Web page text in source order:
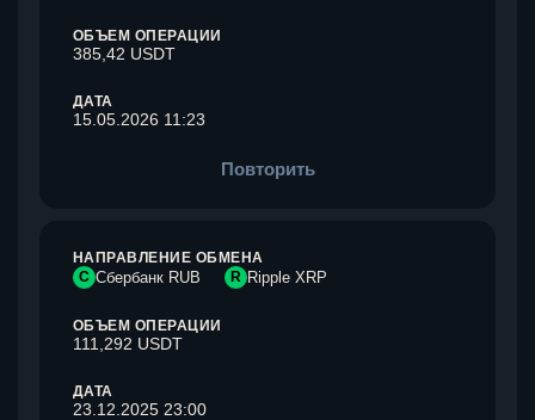
ОБЪЕМ ОПЕРАЦИИ
385,42 USDT
ДАТА
15.05.2026 11:23
Повторить
НАПРАВЛЕНИЕ ОБМЕНА
С Сбербанк RUB R Ripple XRP
ОБЪЕМ ОПЕРАЦИИ
111,292 USDT
ДАТА
23.12.2025 23:00